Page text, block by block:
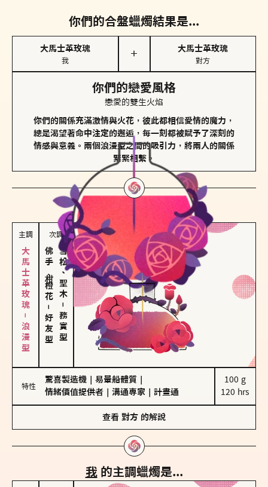
你們的合盤蠟燭結果是...
大馬士革玫瑰
我
＋
大馬士革玫瑰
對方
你們的戀愛風格
戀愛的雙生火焰
你們的關係充滿激情與火花，彼此都相信愛情的魔力，
總是渴望著命中注定的邂逅，每一刻都被賦予了深刻的
情感與意義。兩個浪漫型之間的吸引力，將兩人的關係
緊緊相繫。
對方 的主調蠟燭是...
主調
大馬士革玫瑰－浪漫型
次調
佛手柑、橙花
－
好友型
雪松、聖木
－
務實型
特性
驚喜製造機 易暈船體質
情緒價值提供者
溝通專家 計畫通
100 g
120 hrs
查看 對方 的解說
我 的主調蠟燭是...